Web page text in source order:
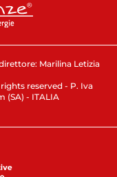
Marilina Letizia
reserved - P. Iva
(SA) - ITALIA